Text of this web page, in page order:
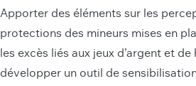
Apporter des éléments sur les
protections des mineurs mises en
les excès liés aux jeux d’argent et
développer un outil de